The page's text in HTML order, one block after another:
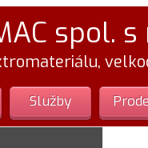
spol. s
Služby